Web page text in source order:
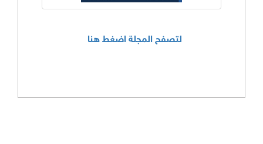
لتصفح المجلة اضغط هنا